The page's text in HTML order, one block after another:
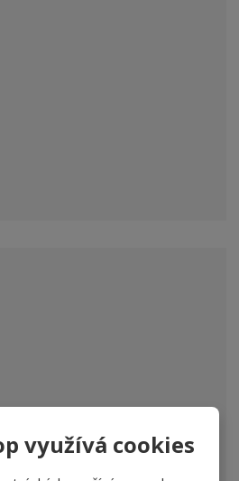
využívá cookies